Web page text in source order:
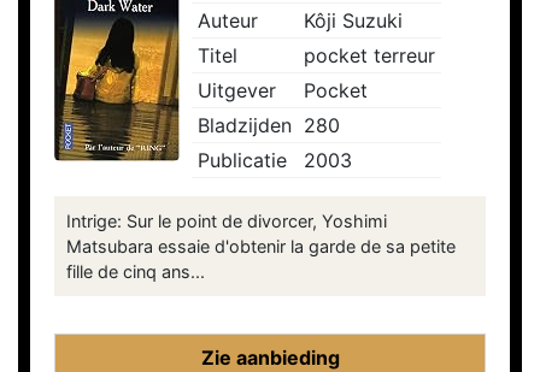
Auteur
Kôji Suzuki
Titel
pocket terreur
Uitgever
Pocket
Bladzijden 280
Publicatie
2003
Intrige: Sur le point de divorcer, Yoshimi
Matsubara essaie d'obtenir la garde de sa petite
fille de cinq ans...
Zie aanbieding